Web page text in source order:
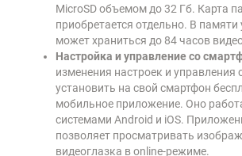
MicroSD объемом до 32 Гб. Карта
приобретается отдельно. В памяти
может храниться до 84 часов
Настройка и управление со
изменения настроек и
установить на свой смартфон
мобильное приложение. Оно
системами Android и iOS.
позволяет просматривать
видеоглазка в online-режиме.